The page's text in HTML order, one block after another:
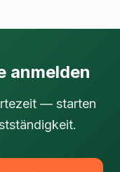
anmelden
— starten